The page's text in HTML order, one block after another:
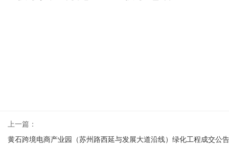
上一篇：
黄石跨境电商产业园（苏州路西延与发展大道沿线）绿化工程成交公告